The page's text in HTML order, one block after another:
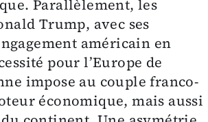
Parallèlement, les
Trump, avec ses
américain en
pour l’Europe de
impose au couple franco-
économique, mais aussi